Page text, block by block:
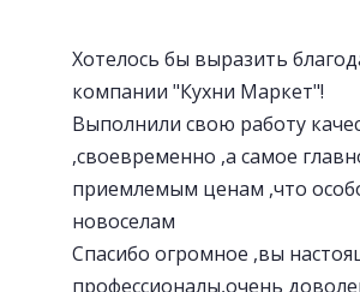
Хотелось бы выразить
компании "Кухни Маркет"!
Выполнили свою работу
,своевременно ,а самое
приемлемым ценам ,что
новоселам
Спасибо огромное ,вы
профессионалы,очень